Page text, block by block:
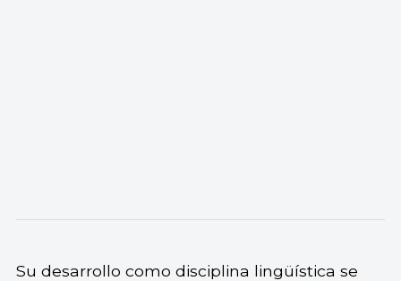
Su desarrollo como disciplina lingüística se